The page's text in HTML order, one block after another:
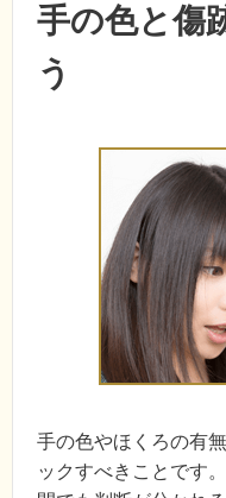
手の色と傷
う
手の色やほくろの有
ックすべきことです